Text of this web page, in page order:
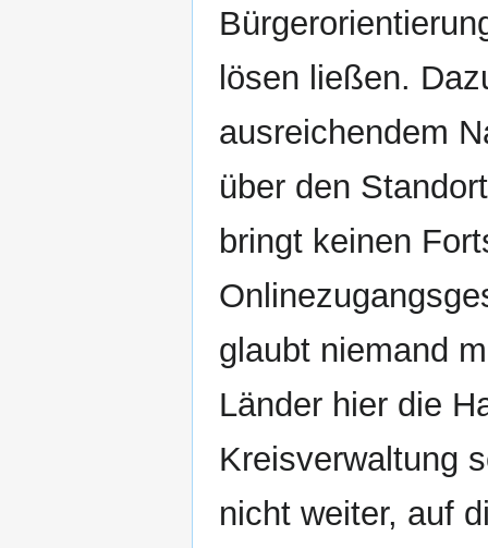
lösen ließen.
ausreichendem
über den
bringt keinen
glaubt niemand
Länder hier die
Kreisverwaltung
nicht weiter, auf